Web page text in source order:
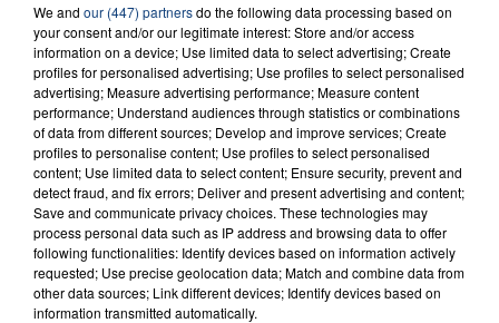
FIL D'ACTU
We and our (447) partnersdo the following data processing based on
your consent and/or our legitimate interest: Store and/or access
information on a device; Use limited data to select advertising; Create
profiles for personalised advertising; Use profiles to select personalised
advertising; Measure advertising performance; Measure content
performance; Understand audiences through statistics or combinations
of data from different sources; Develop and improve services; Create
profiles to personalise content; Use profiles to select personalised
content; Use limited data to select content; Ensure security, prevent and
detect fraud, and fix errors; Deliver and present advertising and content;
Save and communicate privacy choices. These technologies may
process personal data such as IP address and browsing data to offer
following functionalities: Identify devices based on information actively
requested; Use precise geolocation data; Match and combine data from
other data sources; Link different devices; Identify devices based on
information transmitted automatically.